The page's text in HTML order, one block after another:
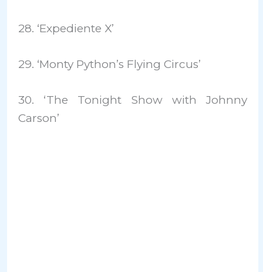
28. ‘Expediente X’
29. ‘Monty Python’s Flying Circus’
30. ‘The Tonight Show with Johnny
Carson’